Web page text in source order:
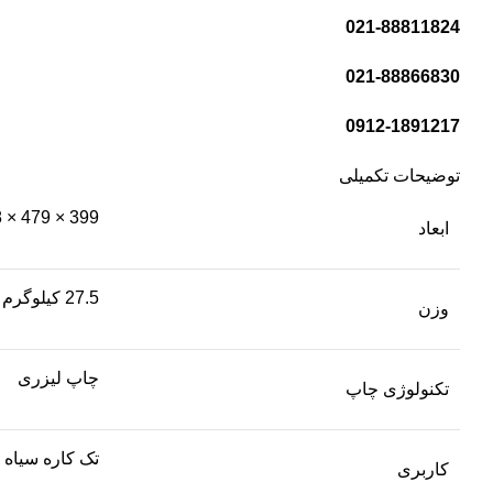
021-88811824
021-88866830
0912-1891217
توضیحات تکمیلی
ابعاد
399 × 479 × 458 میلی‌متر
وزن
27.5 کیلوگرم
تکنولوژی چاپ
چاپ لیزری
کاربری
تک کاره